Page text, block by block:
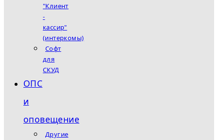
"Клиент
-
кассир"
(интеркомы)
Софт
для
СКУД
ОПС
и
оповещение
Другие